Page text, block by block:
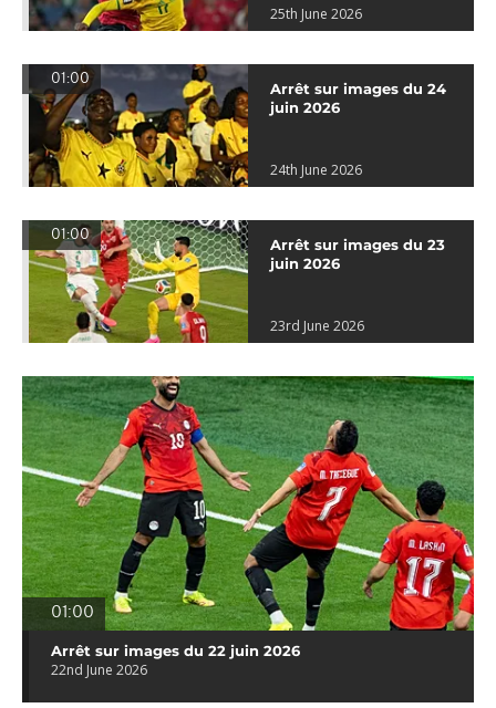
25th June 2026
01:00
Arrêt sur images du 24
juin 2026
24th June 2026
01:00
Arrêt sur images du 23
juin 2026
23rd June 2026
01:00
Arrêt sur images du 22 juin 2026
22nd June 2026